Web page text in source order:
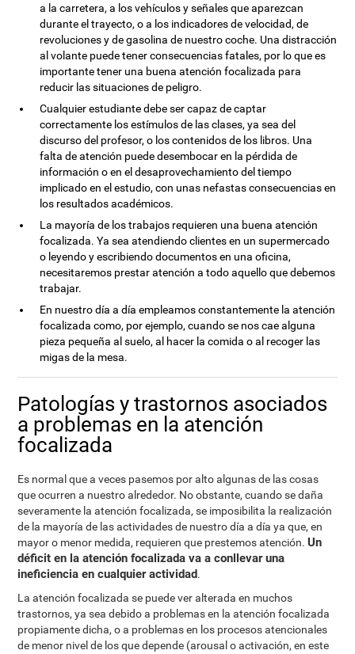
a la carretera, a los vehículos y señales que aparezcan
durante el trayecto, o a los indicadores de velocidad, de
revoluciones y de gasolina de nuestro coche. Una distracción
al volante puede tener consecuencias fatales, por lo que es
importante tener una buena atención focalizada para
reducir las situaciones de peligro.
Cualquier estudiante debe ser capaz de captar
correctamente los estímulos de las clases, ya sea del
discurso del profesor, o los contenidos de los libros. Una
falta de atención puede desembocar en la pérdida de
información o en el desaprovechamiento del tiempo
implicado en el estudio, con unas nefastas consecuencias en
los resultados académicos.
La mayoría de los trabajos requieren una buena atención
focalizada. Ya sea atendiendo clientes en un supermercado
o leyendo y escribiendo documentos en una oficina,
necesitaremos prestar atención a todo aquello que debemos
trabajar.
En nuestro día a día empleamos constantemente la atención
focalizada como, por ejemplo, cuando se nos cae alguna
pieza pequeña al suelo, al hacer la comida o al recoger las
migas de la mesa.
Patologías y trastornos asociados
a problemas en la atención
focalizada
Es normal que a veces pasemos por alto algunas de las cosas
que ocurren a nuestro alrededor. No obstante, cuando se daña
severamente la atención focalizada, se imposibilita la realización
de la mayoría de las actividades de nuestro día a día ya que, en
mayor o menor medida, requieren que prestemos atención.Un
déficit en la atención focalizada va a conllevar una
ineficiencia en cualquier actividad.
La atención focalizada se puede ver alterada en muchos
trastornos, ya sea debido a problemas en la atención focalizada
propiamente dicha, o a problemas en los procesos atencionales
de menor nivel de los que depende (arousal o activación, en este